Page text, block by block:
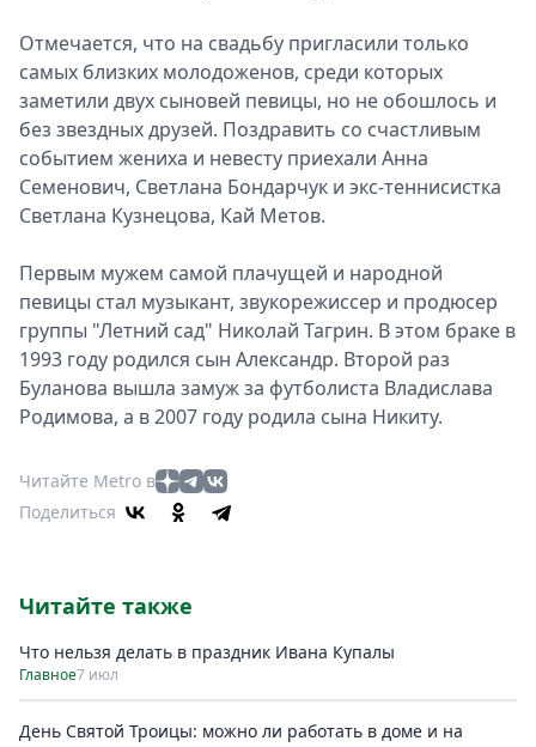
Отмечается, что на свадьбу пригласили только
самых близких молодоженов, среди которых
заметили двух сыновей певицы, но не обошлось и
без звездных друзей. Поздравить со счастливым
событием жениха и невесту приехали Анна
Семенович, Светлана Бондарчук и экс-теннисистка
Светлана Кузнецова, Кай Метов.
Первым мужем самой плачущей и народной
певицы стал музыкант, звукорежиссер и продюсер
группы "Летний сад" Николай Тагрин. В этом браке в
1993 году родился сын Александр. Второй раз
Буланова вышла замуж за футболиста Владислава
Родимова, а в 2007 году родила сына Никиту.
Читайте Metro в
Поделиться
Читайте также
Что нельзя делать в праздник Ивана Купалы
Главное7 июл
День Святой Троицы: можно ли работать в доме и на